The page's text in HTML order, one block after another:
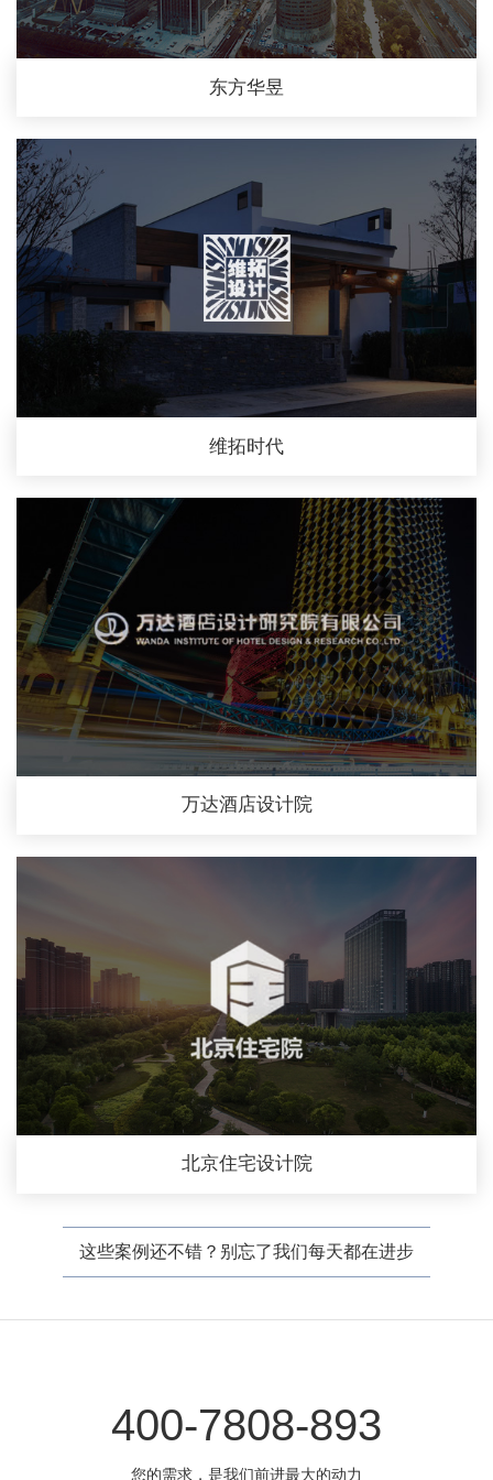
东方华昱
维拓时代
万达酒店设计院
北京住宅设计院
这些案例还不错？别忘了我们每天都在进步
400-7808-893
您的需求，是我们前进最大的动力